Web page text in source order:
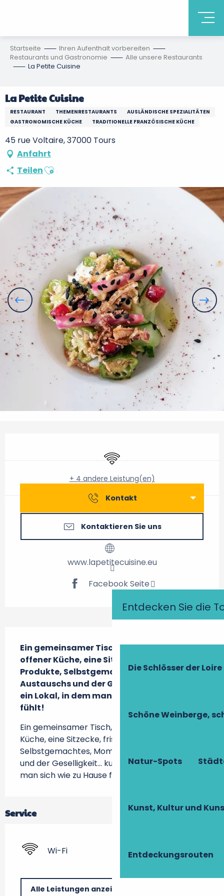
Entdecken Sie die
Die Schlösser der Loire
Schöne Weinberge,
Natur-Spots
Kunst, Kultur und
Entdeckungsrouten
Startseite
Ihren Aufenthalt vorbereiten
Restaurants und Gastronomie
Alle unsere Restaurants
La Petite Cuisine
La Petite Cuisine
RESTAURANT THEMENRESTAURANTS
AUSLÄNDISCHE SPEZIALITÄTEN
GASTRONOMISCHE KÜCHE
TRADITIONELLE FRANZÖSISCHE KÜCHE
45 rue Voltaire, 37000 Tours
Anfahrt
TeilenAjouter aux favoris
Wi-Fi
+ 4 andere Leistung(en)
Kontakt
Kontaktieren Sie uns
www.lapetitecuisine.eu
Facebook Seite
Ein gemeinsamer Tisch, eine Bar mit
offener Küche, eine Sitzecke, frische
Produkte, Selbstgemachtes, Momente des
Austauschs und der Geselligkeit... kurzum
ein Lokal, in dem man sich wie zu Hause
fühlt!
Ein gemeinsamer Tisch, eine Bar mit offener
Küche, eine Sitzecke, frische Produkte,
Selbstgemachtes, Momente des Austauschs
und der Geselligkeit... kurzum ein Lokal, in dem
man sich wie zu Hause fühlt!
Service
Wi-Fi
Alle Leistungen anzeigen